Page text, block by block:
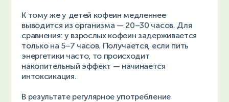
К тому же у детей кофеин медленнее
выводится из организма — 20–30 часов. Для
сравнения: у взрослых кофеин задерживается
только на 5–7 часов. Получается, если пить
энергетики часто, то происходит
накопительный эффект — начинается
интоксикация.
В результате регулярное употребление